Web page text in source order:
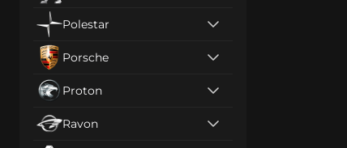
Polestar
Porsche
Proton
Ravon